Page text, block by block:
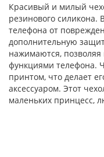
Красивый и милый
резинового
телефона от
дополнительную
нажимаются, позволяя
функциями телефона.
принтом, что делает
аксессуаром. Этот
маленьких принцесс,